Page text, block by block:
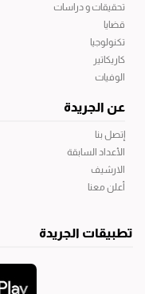
تحقيقات و دراسات
قضايا
تكنولوجيا
كاريكاتير
الوفيات
عن الجريدة
إتصل بنا
الأعداد السابقة
الارشيف
أعلن معنا
تطبيقات الجريدة